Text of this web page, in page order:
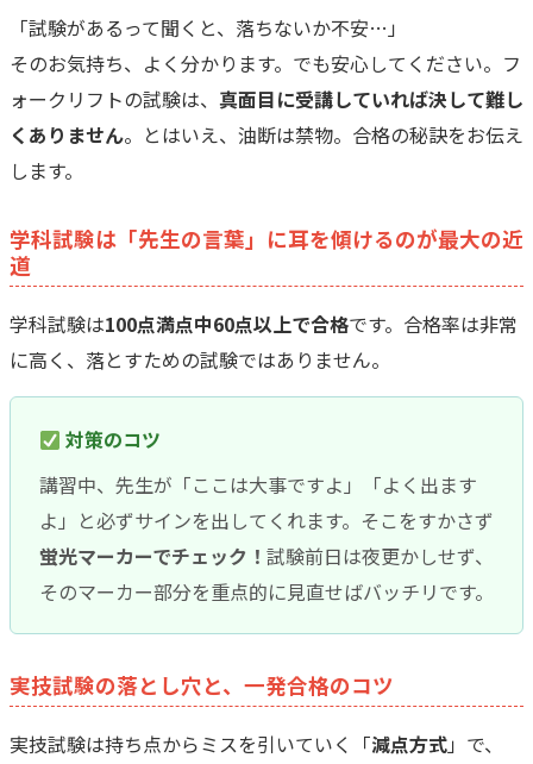
「試験があるって聞くと、落ちないか不安…」
そのお気持ち、よく分かります。でも安心してください。フ
ォークリフトの試験は、 真面目に受講していれば決して難し
くありません。とはいえ、油断は禁物。合格の秘訣をお伝え
します。
学科試験は「先生の言葉」に耳を傾けるのが最大の近
道
学科試験は100点満点中60点以上で合格です。合格率は非常
に高く、落とすための試験ではありません。
対策のコツ
講習中、先生が「ここは大事ですよ」「よく出ます
よ」と必ずサインを出してくれます。そこをすかさず
蛍光マーカーでチェック！ 試験前日は夜更かしせず、
そのマーカー部分を重点的に見直せばバッチリです。
実技試験の落とし穴と、一発合格のコツ
実技試験は持ち点からミスを引いていく「減点方式」で、